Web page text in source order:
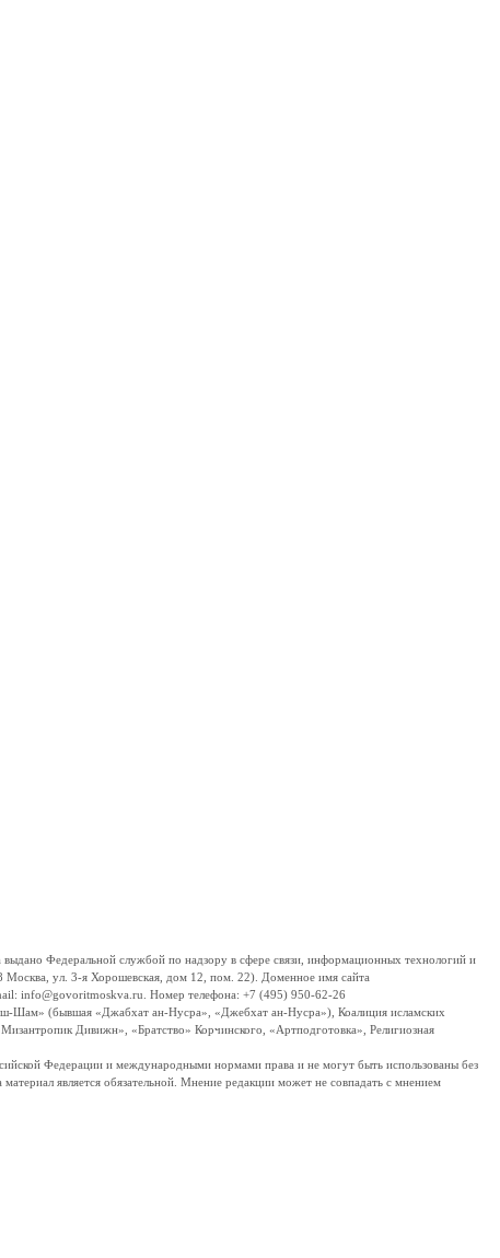
Федеральной службой по надзору в сфере связи, информационных технологий и
ул. 3-я Хорошевская, дом 12, пом. 22). Доменное имя сайта
info@govoritmoskva.ru. Номер телефона: +7 (495) 950-62-26
Шам» (бывшая «Джабхат ан-Нусра», «Джебхат ан-Нусра»), Коалиция исламских
Дивижн», «Братство» Корчинского, «Артподготовка», Религиозная
Федерации и международными нормами права и не могут быть использованы без
является обязательной. Мнение редакции может не совпадать с мнением